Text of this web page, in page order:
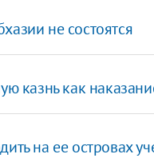
не состоятся
казнь как
на ее островах